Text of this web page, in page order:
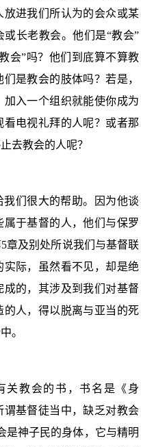
进我们所认为的会众或某
长老教会。他们是“教会”
会”吗？他们到底算不算教
是教会的肢体吗？若是，
入一个组织就能使你成为
电视礼拜的人呢？或者那
去教会的人呢？
们很大的帮助。因为他谈
于基督的人，他们与保罗
5章及别处所说我们与基督联
际，虽然看不见，却是绝
的，其涉及到我们对基督
人，得以脱离与亚当的死
。
关教会的书，书名是《身
基督徒当中，缺乏对教会
是神子民的身体，它与精明